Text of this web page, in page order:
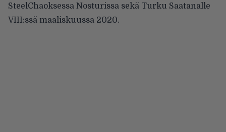
SteelChaoksessa Nosturissa sekä Turku Saatanalle
VIII:ssä maaliskuussa 2020.